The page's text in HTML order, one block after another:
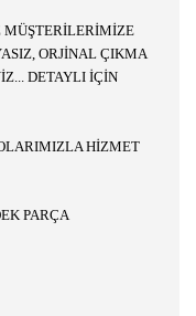
MÜŞTERİLERİMİZE
ORJİNAL ÇIKMA
DETAYLI İÇİN
HİZMET
PARÇA